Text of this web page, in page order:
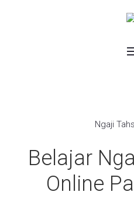
Ngaji
Belajar
Online